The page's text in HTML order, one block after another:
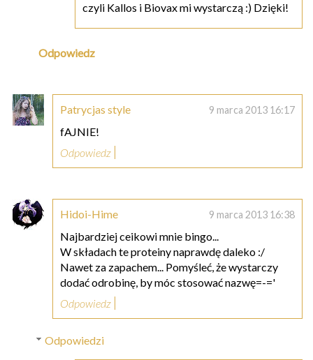
czyli Kallos i Biovax mi wystarczą :) Dzięki!
Odpowiedz
Patrycjas style 9 marca 2013 16:17
fAJNIE!
Odpowiedz
Hidoi-Hime 9 marca 2013 16:38
Najbardziej ceikowi mnie bingo...
W składach te proteiny naprawdę daleko :/
Nawet za zapachem... Pomyśleć, że wystarczy
dodać odrobinę, by móc stosować nazwę=-='
Odpowiedz
Odpowiedzi